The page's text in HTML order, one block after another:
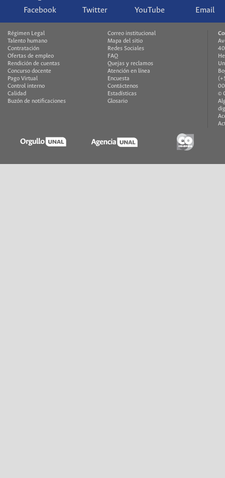
Facebook Twitter YouTube Email
Régimen Legal
Talento humano
Contratación
Ofertas de empleo
Rendición de cuentas
Concurso docente
Pago Virtual
Control interno
Calidad
Buzón de notificaciones
Correo institucional
Mapa del sitio
Redes Sociales
FAQ
Quejas y reclamos
Atención en línea
Encuesta
Contáctenos
Estadísticas
Glosario
©